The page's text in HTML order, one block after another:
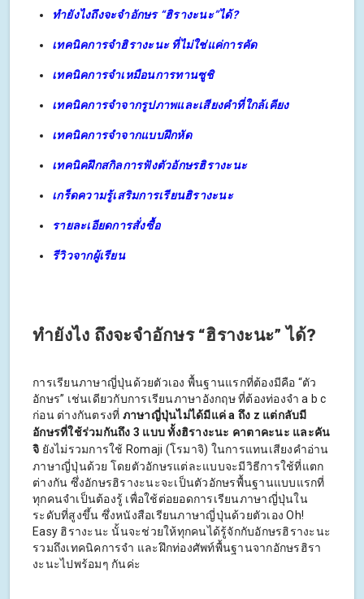
ทำยังไงถึงจะจำอักษร “ฮิรางะนะ”ได้?
เทคนิคการจำฮิรางะนะ ที่ไม่ใช่แค่การคัด
เทคนิคการจำเหมือนการทานซูชิ
เทคนิคการจำจากรูปภาพและเสียงคำที่ใกล้เคียง
เทคนิคการจำจากแบบฝึกหัด
เทคนิคฝึกสกิลการฟังตัวอักษรฮิรางะนะ
เกร็ดความรู้เสริมการเรียนฮิรางะนะ
รายละเอียดการสั่งซื้อ
รีวิวจากผู้เรียน
ทำยังไง ถึงจะจำอักษร “ฮิรางะนะ” ได้?
การเรียนภาษาญี่ปุ่นด้วยตัวเอง พื้นฐานแรกที่ต้องมีคือ “ตัว
อักษร” เช่นเดียวกับการเรียนภาษาอังกฤษ ที่ต้องท่องจำ a b c
ก่อน ต่างกันตรงที่ ภาษาญี่ปุ่นไม่ได้มีแค่ a ถึง z แต่กลับมี
อักษรที่ใช้ร่วมกันถึง 3 แบบ ทั้งฮิรางะนะ คาตาคะนะ และคัน
จิ ยังไม่รวมการใช้ Romaji (โรมาจิ) ในการแทนเสียงคำอ่าน
ภาษาญี่ปุ่นด้วย โดยตัวอักษรแต่ละแบบจะมีวิธีการใช้ที่แตก
ต่างกัน ซึ่งอักษรฮิรางะนะจะเป็นตัวอักษรพื้นฐานแบบแรกที่
ทุกคนจำเป็นต้องรู้ เพื่อใช้ต่อยอดการเรียนภาษาญี่ปุ่นใน
ระดับที่สูงขึ้น ซึ่งหนังสือเรียนภาษาญี่ปุ่นด้วยตัวเอง Oh!
Easy ฮิรางะนะ นั้นจะช่วยให้ทุกคนได้รู้จักกับอักษรฮิรางะนะ
รวมถึงเทคนิคการจำ และฝึกท่องศัพท์พื้นฐานจากอักษรฮิรา
งะนะไปพร้อมๆ กันค่ะ